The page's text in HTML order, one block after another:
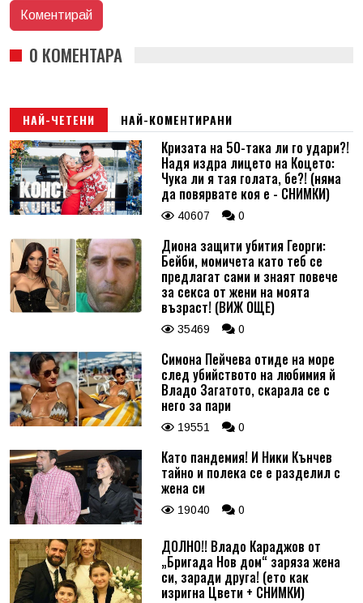
0 КОМЕНТАРА
НАЙ-ЧЕТЕНИ НАЙ-КОМЕНТИРАНИ
Кризата на 50-така ли го удари?!
Надя издра лицето на Коцето:
Чука ли я тая голата, бе?! (няма
да повярвате коя е - СНИМКИ)
40607 0
Диона защити убития Георги:
Бейби, момичета като теб се
предлагат сами и знаят повече
за секса от жени на моята
възраст! (ВИЖ ОЩЕ)
35469 0
Симона Пейчева отиде на море
след убийството на любимия й
Владо Загатото, скарала се с
него за пари
19551 0
Като пандемия! И Ники Кънчев
тайно и полека се е разделил с
жена си
19040 0
ДОЛНО!! Владо Караджов от
„Бригада Нов дом“ заряза жена
си, заради друга! (ето как
изригна Цвети + СНИМКИ)